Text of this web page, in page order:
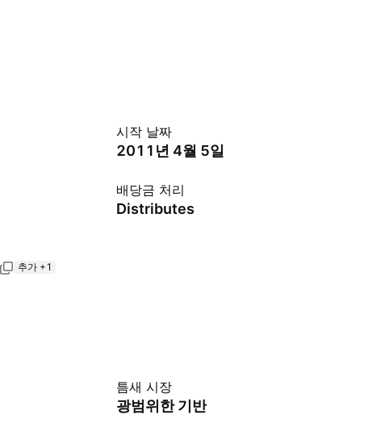
시작 날짜
2011년 4월 5일
배당금 처리
Distributes
추가 +1
틈새 시장
광범위한 기반